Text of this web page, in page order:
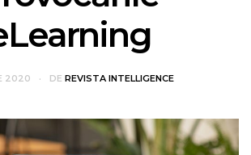
2020 DE REVISTA INTELLIGENCE